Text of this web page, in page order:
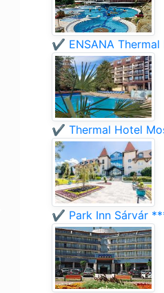
✔️ ENSANA
✔️ Thermal Hotel
✔️ Park Inn Sárvár